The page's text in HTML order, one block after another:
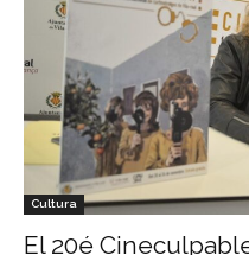
Cultura
El 20é